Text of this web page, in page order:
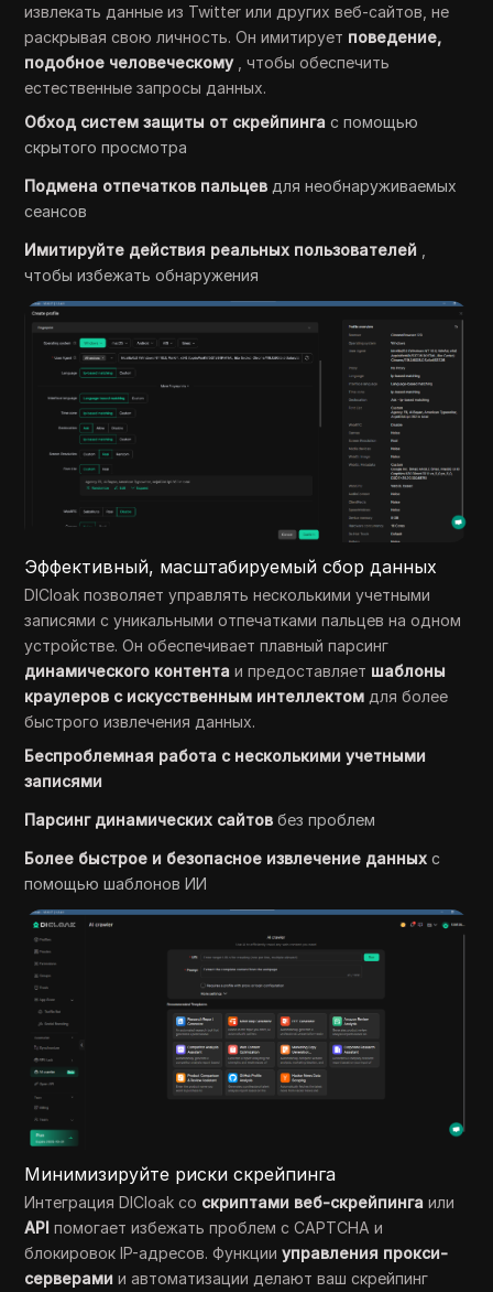
извлекать данные из Twitter или других веб-сайтов, не
раскрывая свою личность. Он имитирует поведение,
подобное человеческому, чтобы обеспечить
естественные запросы данных.
Обход систем защиты от скрейпинга с помощью
скрытого просмотра
Подмена отпечатков пальцев для необнаруживаемых
сеансов
Имитируйте действия реальных пользователей
чтобы избежать обнаружения
Эффективный, масштабируемый сбор данных
DICloak позволяет управлять несколькими учетными
записями с уникальными отпечатками пальцев на одном
устройстве. Он обеспечивает плавный парсинг
динамического контента и предоставляет шаблоны
краулеров с искусственным интеллектом для более
быстрого извлечения данных.
Беспроблемная работа с несколькими учетными
записями
Парсинг динамических сайтов без проблем
Более быстрое и безопасное извлечение данных с
помощью шаблонов ИИ
Минимизируйте риски скрейпинга
Интеграция DICloak со скриптами веб-скрейпинга или
API помогает избежать проблем с CAPTCHA и
блокировок IP-адресов. Функцииуправления прокси-
серверами и автоматизации делают ваш скрейпинг